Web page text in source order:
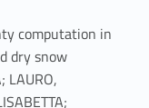
computation in
dry snow
LAURO,